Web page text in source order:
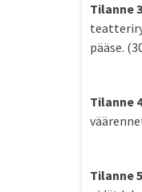
Tilanne
pääse.
Tilanne
Tilanne